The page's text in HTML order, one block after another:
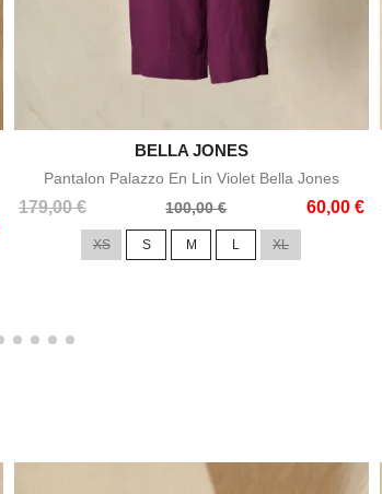
Aperçu rapide
BELLA JONES
Pantalon Palazzo En Lin Violet Bella Jones
179,00 €
Prix
100,00 € 60,00 €
Prix
XS S M L XL